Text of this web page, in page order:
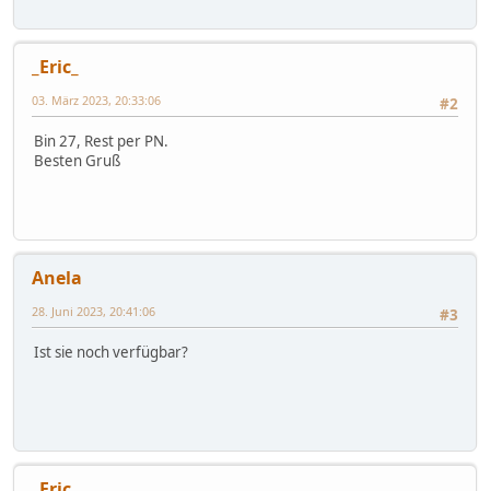
_Eric_
#2
03. März 2023, 20:33:06
Bin 27, Rest per PN.
Besten Gruß
Anela
#3
28. Juni 2023, 20:41:06
Ist sie noch verfügbar?